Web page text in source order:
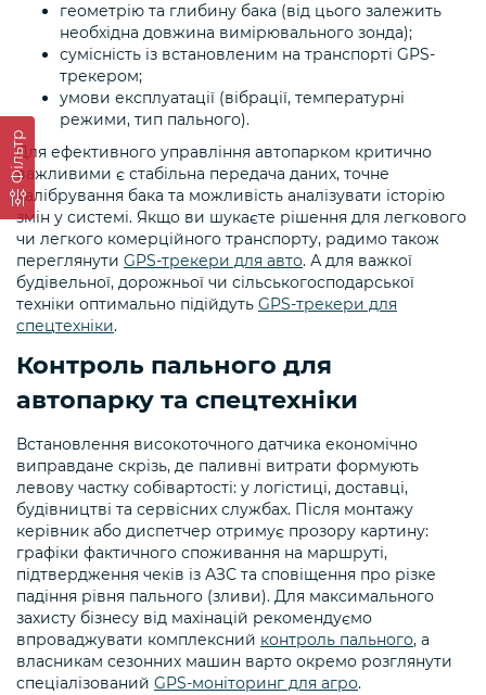
Фільтр
геометрію та глибину бака (від цього залежить
необхідна довжина вимірювального зонда);
сумісність із встановленим на транспорті GPS-
трекером;
умови експлуатації (вібрації, температурні
режими, тип пального).
Для ефективного управління автопарком критично
важливими є стабільна передача даних, точне
калібрування бака та можливість аналізувати історію
змін у системі. Якщо ви шукаєте рішення для легкового
чи легкого комерційного транспорту, радимо також
переглянути GPS-трекери для авто. А для важкої
будівельної, дорожньої чи сільськогосподарської
техніки оптимально підійдуть GPS-трекери для
спецтехніки.
Контроль пального для
автопарку та спецтехніки
Встановлення високоточного датчика економічно
виправдане скрізь, де паливні витрати формують
левову частку собівартості: у логістиці, доставці,
будівництві та сервісних службах. Після монтажу
керівник або диспетчер отримує прозору картину:
графіки фактичного споживання на маршруті,
підтвердження чеків із АЗС та сповіщення про різке
падіння рівня пального (зливи). Для максимального
захисту бізнесу від махінацій рекомендуємо
впроваджувати комплексний контроль пального, а
власникам сезонних машин варто окремо розглянути
спеціалізований GPS-моніторинг для агро.